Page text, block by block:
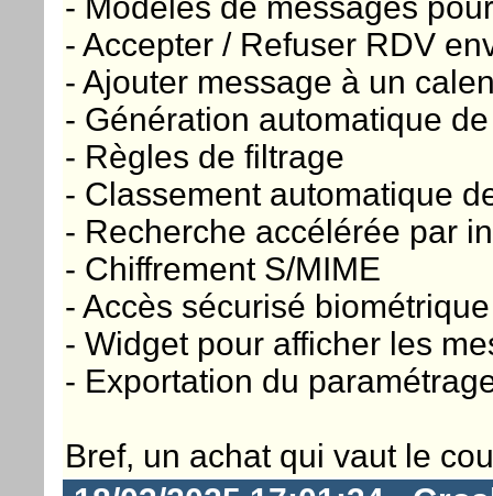
- Accepter / Refuser RDV
- Ajouter message à un
- Génération automatique
- Règles de filtrage
- Classement automatique
- Recherche accélérée par
- Chiffrement S/MIME
- Accès sécurisé
- Widget pour afficher les
- Exportation du
Bref, un achat qui vaut le